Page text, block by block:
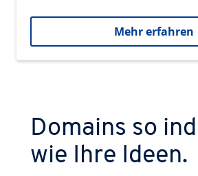
Mehr erfahren
Domains so
wie Ihre Ideen.